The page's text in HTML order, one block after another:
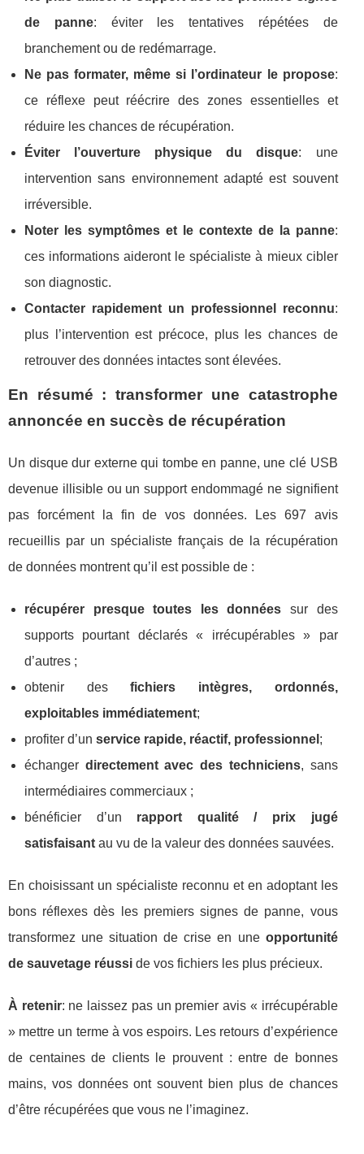
de panne: éviter les tentatives répétées de
branchement ou de redémarrage.
Ne pas formater, même si l’ordinateur le propose:
ce réflexe peut réécrire des zones essentielles et
réduire les chances de récupération.
Éviter l’ouverture physique du disque: une
intervention sans environnement adapté est souvent
irréversible.
Noter les symptômes et le contexte de la panne:
ces informations aideront le spécialiste à mieux cibler
son diagnostic.
Contacter rapidement un professionnel reconnu:
plus l’intervention est précoce, plus les chances de
retrouver des données intactes sont élevées.
En résumé : transformer une catastrophe
annoncée en succès de récupération
Un disque dur externe qui tombe en panne, une clé USB
devenue illisible ou un support endommagé ne signifient
pas forcément la fin de vos données. Les 697 avis
recueillis par un spécialiste français de la récupération
de données montrent qu’il est possible de :
récupérer presque toutes les données sur des
supports pourtant déclarés « irrécupérables » par
d’autres ;
obtenir desfichiers intègres, ordonnés,
exploitables immédiatement;
profiter d’un service rapide, réactif, professionnel ;
échanger directement avec des techniciens, sans
intermédiaires commerciaux ;
bénéficier d’un rapport qualité / prix jugé
satisfaisant au vu de la valeur des données sauvées.
En choisissant un spécialiste reconnu et en adoptant les
bons réflexes dès les premiers signes de panne, vous
transformez une situation de crise en une opportunité
de sauvetage réussi de vos fichiers les plus précieux.
À retenir: ne laissez pas un premier avis « irrécupérable
» mettre un terme à vos espoirs. Les retours d’expérience
de centaines de clients le prouvent : entre de bonnes
mains, vos données ont souvent bien plus de chances
d’être récupérées que vous ne l’imaginez.